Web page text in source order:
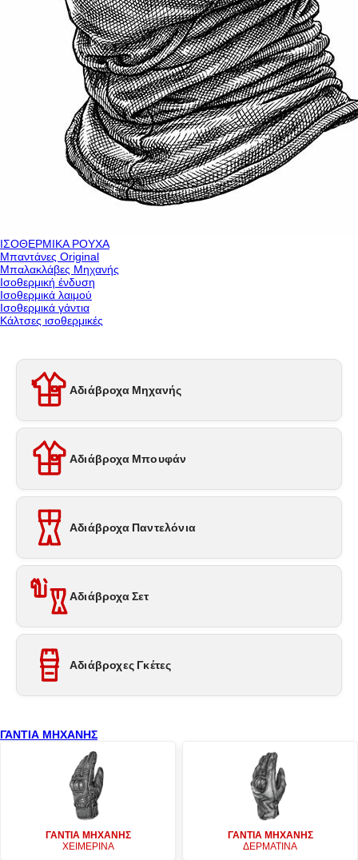
ΙΣΟΘΕΡΜΙΚΑ ΡΟΥΧΑ
Μπαντάνες Original
Μπαλακλάβες Μηχανής
Ισοθερμική ένδυση
Ισοθερμικά λαιμού
Ισοθερμικά γάντια
Κάλτσες ισοθερμικές
Αδιάβροχα Μηχανής
Αδιάβροχα Μπουφάν
Αδιάβροχα Παντελόνια
Αδιάβροχα Σετ
Αδιάβροχες Γκέτες
ΓΑΝΤΙΑ ΜΗΧΑΝΗΣ
ΓΑΝΤΙΑ ΜΗΧΑΝΗΣ
ΧΕΙΜΕΡΙΝΑ
ΓΑΝΤΙΑ ΜΗΧΑΝΗΣ
ΔΕΡΜΑΤΙΝΑ